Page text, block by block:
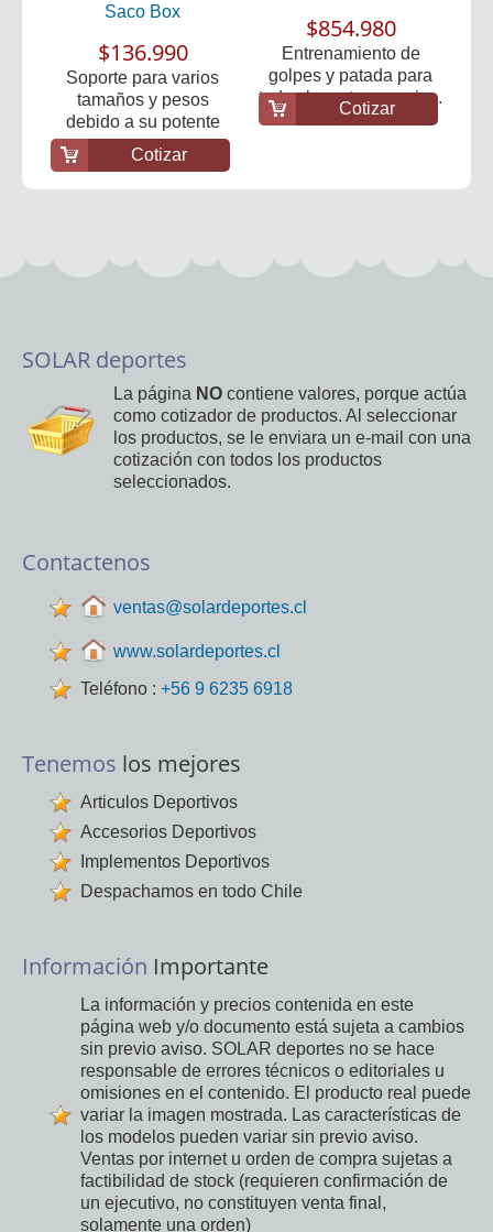
Saco Box
$136.990
Soporte para varios
tamaños y pesos
debido a su potente
anc...
Cotizar
$854.980
Entrenamiento de
golpes y patada para
todas las artes marcia...
Cotizar
SOLAR deportes
La página NO contiene valores, porque actúa
como cotizador de productos. Al seleccionar
los productos, se le enviara un e-mail con una
cotización con todos los productos
seleccionados.
Contactenos
ventas@solardeportes.cl
www.solardeportes.cl
Teléfono : +56 9 6235 6918
Tenemos los mejores
Articulos Deportivos
Accesorios Deportivos
Implementos Deportivos
Despachamos en todo Chile
Información Importante
La información y precios contenida en este
página web y/o documento está sujeta a cambios
sin previo aviso. SOLAR deportes no se hace
responsable de errores técnicos o editoriales u
omisiones en el contenido. El producto real puede
variar la imagen mostrada. Las características de
los modelos pueden variar sin previo aviso.
Ventas por internet u orden de compra sujetas a
factibilidad de stock (requieren confirmación de
un ejecutivo, no constituyen venta final,
solamente una orden)